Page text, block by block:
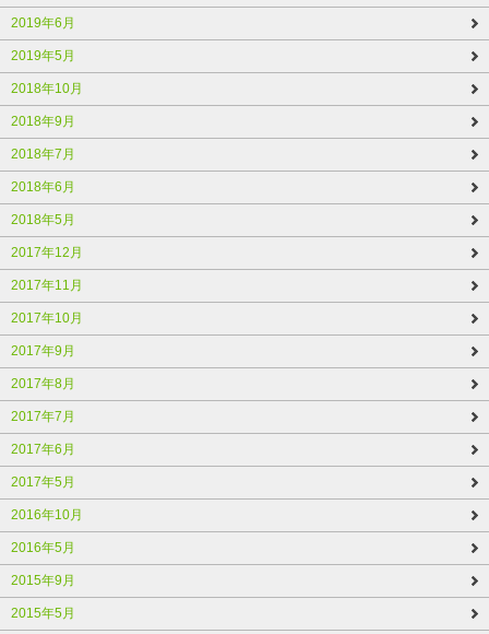
2019年6月
2019年5月
2018年10月
2018年9月
2018年7月
2018年6月
2018年5月
2017年12月
2017年11月
2017年10月
2017年9月
2017年8月
2017年7月
2017年6月
2017年5月
2016年10月
2016年5月
2015年9月
2015年5月